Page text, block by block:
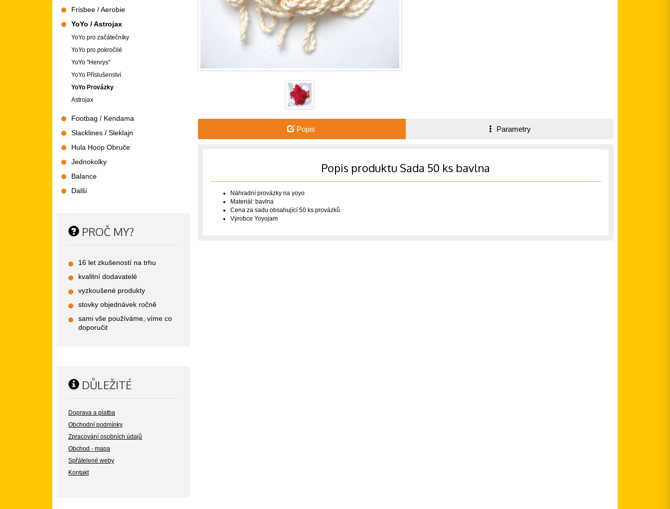
Popis Parametry
Popis produktu Sada 50 ks bavlna
Náhradní provázky na yoyo
Materiál: bavlna
Cena za sadu obsahující 50 ks provázků
Výrobce Yoyojam
Frisbee / Aerobie
YoYo / Astrojax
YoYo pro začátečníky
YoYo pro pokročilé
YoYo "Henrys"
YoYo Příslušenství
YoYo Provázky
Astrojax
Footbag / Kendama
Slacklines / Sleklajn
Hula Hoop Obruče
Jednokolky
Balance
Další
PROČ MY?
16 let zkušeností na trhu
kvalitní dodavatelé
vyzkoušené produkty
stovky objednávek ročně
sami vše používáme, víme co
doporučit
DŮLEŽITÉ
Doprava a platba
Obchodní podmínky
Zpracování osobních údajů
Obchod - mapa
Spřátelené weby
Kontakt